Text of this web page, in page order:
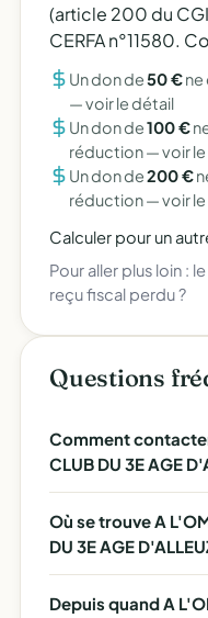
(article 200 du
CERFA n°11580.
Un don de50 €ne
—voir le détail
Un don de100 €
réduction —voir
Un don de200 €
réduction —voir
Calculer pour un
Pour aller plus loin :
reçu fiscal perdu ?
Questions
Comment contacter
CLUB DU 3E AGE
Où se trouve A
DU 3E AGE
Depuis quand A